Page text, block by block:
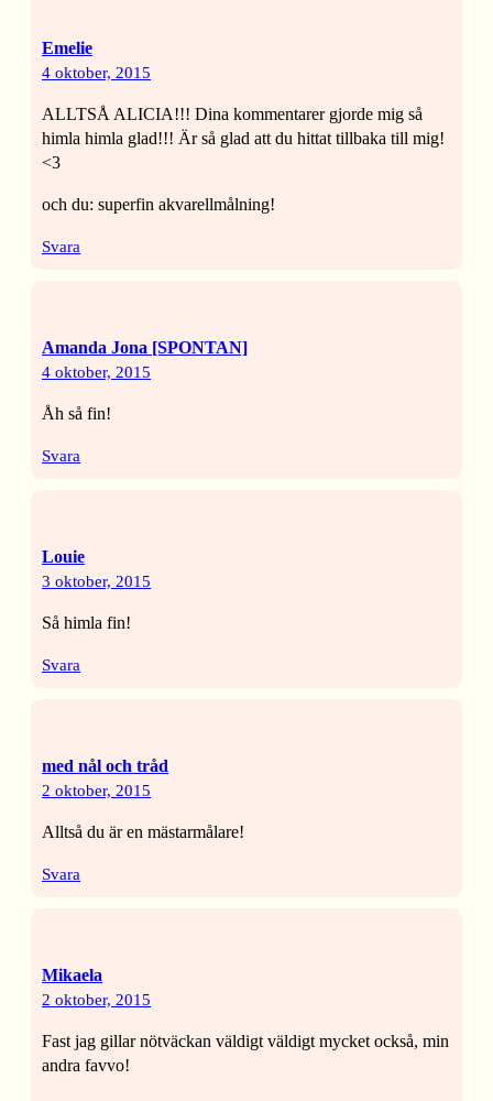
Emelie
4 oktober, 2015
ALLTSÅ ALICIA!!! Dina kommentarer gjorde mig så
himla himla glad!!! Är så glad att du hittat tillbaka till mig!
<3
och du: superfin akvarellmålning!
Svara
Amanda Jona [SPONTAN]
4 oktober, 2015
Åh så fin!
Svara
Louie
3 oktober, 2015
Så himla fin!
Svara
med nål och tråd
2 oktober, 2015
Alltså du är en mästarmålare!
Svara
Mikaela
2 oktober, 2015
Fast jag gillar nötväckan väldigt väldigt mycket också, min
andra favvo!